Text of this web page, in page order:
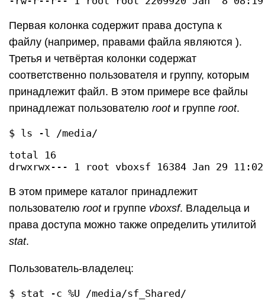
Первая колонка содержит права доступа к
файлу (например, правами файла являются ).
Третья и четвёртая колонки содержат
соответственно пользователя и группу, которым
принадлежит файл. В этом примере все файлы
принадлежат пользователю rootи группе root.
$ ls -l /media/
total 16
В этом примере каталог принадлежит
пользователю rootи группе vboxsf. Владельца и
права доступа можно также определить утилитой
stat.
Пользователь-владелец:
$ stat -c %U /media/sf_Shared/